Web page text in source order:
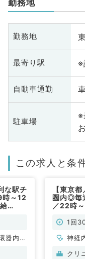
勤務地
勤務地
最寄り駅 ※
自動車通勤
駐車場
※
この求人と条
な駅チ
～12
器内
【東京
圏内◎毎
／22時
お仕事
1回
神経
科、
クリ